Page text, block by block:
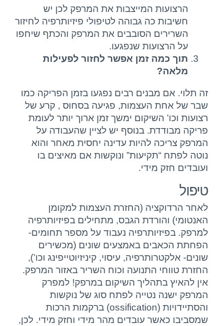
הרצועות המייצבות את המרפק לכן יש
חשיבות כה גבוהה לטיפולי פיזיותרפיה לחיזור
השרירים הסובבים את המרפק והכתף שיחפו
על הרצועות שנפגעו.
תוך כמה זמן אפשר לחזור לפעילות
מלאה?
זה תלוי. אם מבנים רבים נפגעו בזמן הפריקה כמו
שבר של אחת העצמות, פגיעה בסחוס , קרע של
רצועות וכו’ השיקום ימשך זמן ארוך יותר לעומת
פריקה מבודדת. בנוסף יש לציין שהעבודה על
המרפק צריכה להיות עדינה יחסית מאחר והוא
נוטה לפתח “תקיעות” ונוקשות אם מאיצים בו
ועובדים חזק מידי.
טיפול
לאחר הרדוקציה (החזרת העצמות למקומן
האנטומי) והורדת הגבס, מתחילים בפיזיותרפיה
למרפק. בפיזיותרפיה נעבוד על מספר תחומים-
הפחתת הכאבים באמצעים שונים (מכשירים
שונים- אלקטרותרפיה, עיסוי, קיניזיוטייפינג וכו’),
החזרת טווחי התנועה וכוח השריר באזור המרפק.
אין להאיץ בתהליך השיקום במרפק! למפרק
המרפק ישנה נטייה לפתח סוג של נוקשות
והסתיידויות (ossification) ברקמות הרכות
שמסביבו כאשר עובדים מהר מידי וחזק מידי. לכן,